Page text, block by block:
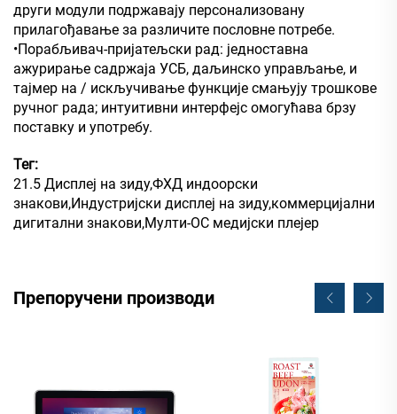
други модули подржавају персонализовану
прилагођавање за различите пословне потребе.
•Порабљивач-пријатељски рад: једноставна
ажурирање садржаја УСБ, даљинско управљање, и
тајмер на / искључивање функције смањују трошкове
ручног рада; интуитивни интерфејс омогућава брзу
поставку и употребу.
Тег:
21.5 Дисплеј на зиду,ФХД индоорски
знакови,Индустријски дисплеј на зиду,коммерцијални
дигитални знакови,Мулти-ОС медијски плејер
Препоручени производи